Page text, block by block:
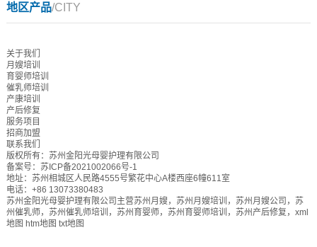
地区产品/CITY
关于我们
月嫂培训
育婴师培训
催乳师培训
产康培训
产后修复
服务项目
招商加盟
联系我们
版权所有：苏州金阳光母婴护理有限公司
备案号：苏ICP备2021002066号-1
地址：苏州相城区人民路4555号繁花中心A楼西座6幢611室
电话：+86 13073380483
苏州金阳光母婴护理有限公司主营苏州月嫂 ， 苏州月嫂培训 ， 苏州月嫂公司 ， 苏
州催乳师， 苏州催乳师培训 ， 苏州育婴师， 苏州育婴师培训 ， 苏州产后修复 ， xml
地图 htm地图 txt地图